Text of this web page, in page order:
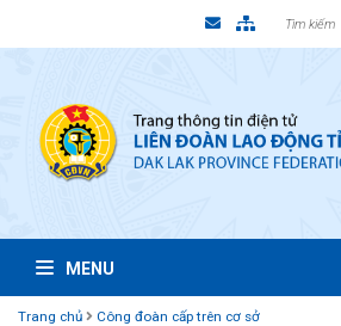
MENU
Trang chủ Công đoàn cấp trên cơ sở